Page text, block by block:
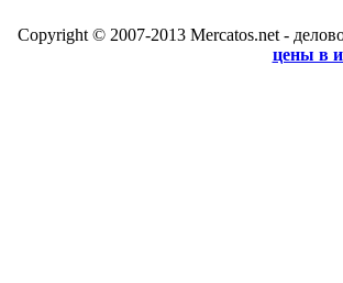
Copyright © 2007-2013 Mercatos.net -
цены в